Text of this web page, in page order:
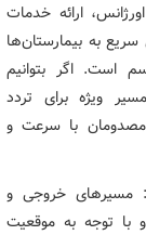
ارائه خدمات
به بیمارستان‌ها
است. اگر بتوانیم
ویژه برای تردد
مصدومان با سرعت و
مسیرهای خروجی و
توجه به موقعیت